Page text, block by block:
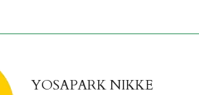
YOSAPARK NIKKE